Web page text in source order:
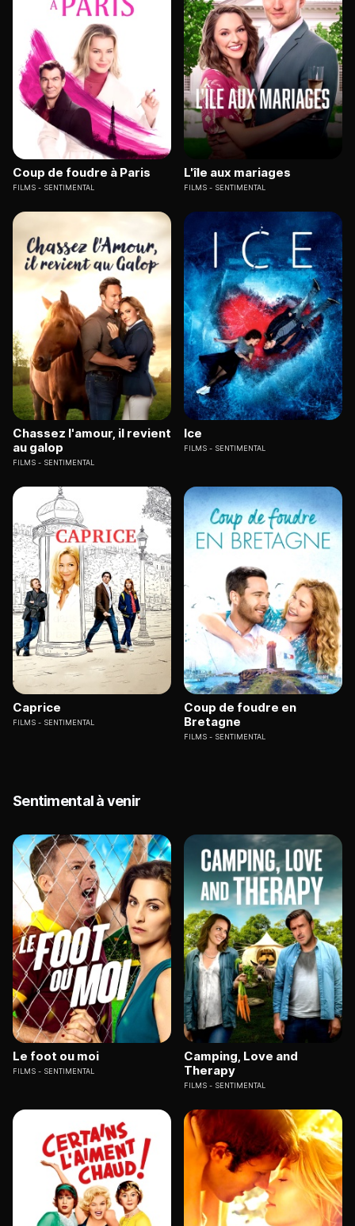
Coup de foudre à Paris
FILMS SENTIMENTAL
L'île aux mariages
FILMS SENTIMENTAL
Chassez l'amour, il revient
au galop
FILMS SENTIMENTAL
Ice
FILMS SENTIMENTAL
Caprice
FILMS SENTIMENTAL
Coup de foudre en
Bretagne
FILMS SENTIMENTAL
Sentimental à venir
Le foot ou moi
FILMS SENTIMENTAL
Camping, Love and
Therapy
FILMS SENTIMENTAL